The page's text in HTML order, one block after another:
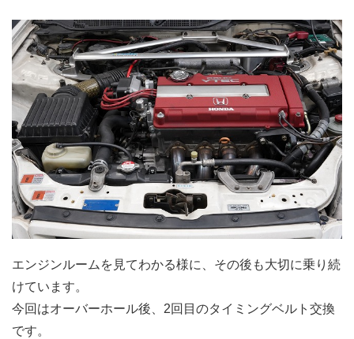
エンジンルームを見てわかる様に、その後も大切に乗り続
けています。
今回はオーバーホール後、2回目のタイミングベルト交換
です。